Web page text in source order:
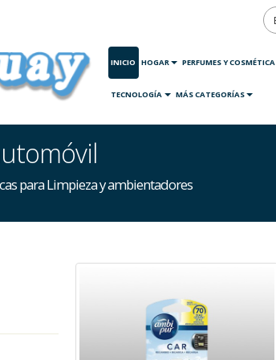
INICIO HOGAR PERFUMES Y COSMÉTICA
TECNOLOGÍA MÁS CATEGORÍAS
para Limpieza y ambientadores